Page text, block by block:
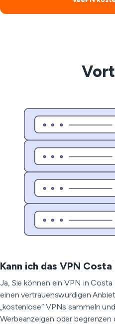
Kann ich das VPN
Ja, Sie können ein VPN in
einen vertrauenswürdigen
„kostenlose“ VPNs sammeln
Werbeanzeigen oder